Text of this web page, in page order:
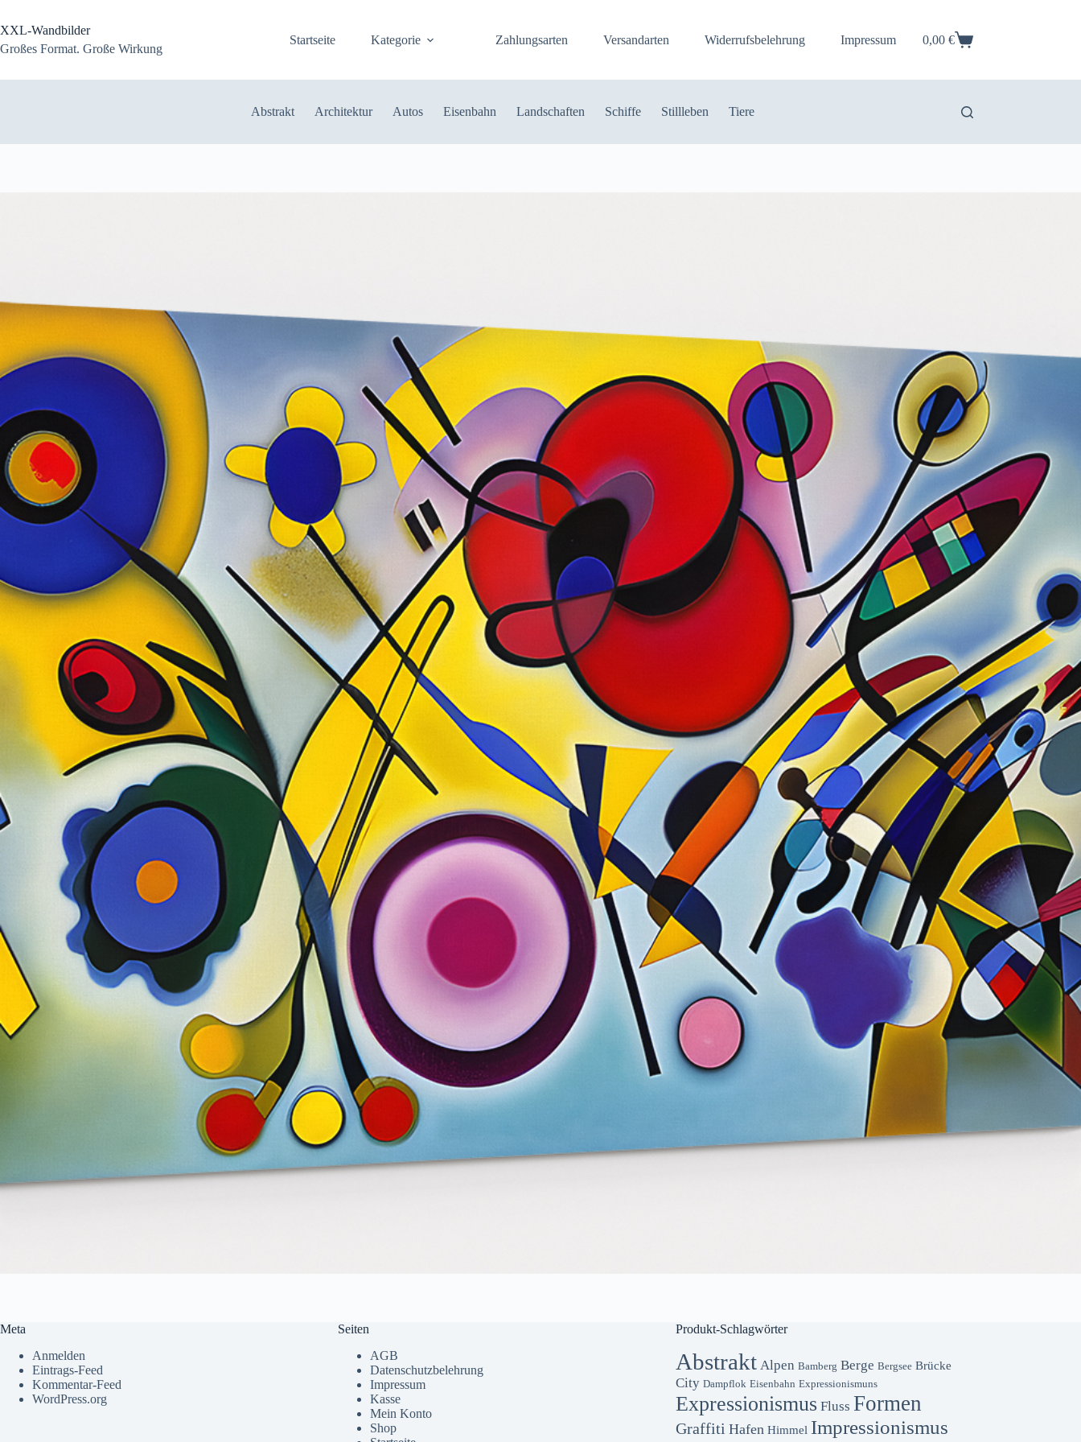
springen
XXL-Wandbilder
Großes Format. Große Wirkung
Startseite Kategorie Zahlungsarten Versandarten Widerrufsbelehrung Impressum Warenkorb
0,00 €
Abstrakt Architektur Autos Eisenbahn Landschaften Schiffe Stillleben Tiere
Meta
Anmelden
Eintrags-Feed
Kommentar-Feed
WordPress.org
Seiten
AGB
Datenschutzbelehrung
Impressum
Kasse
Mein Konto
Shop
Produkt-Schlagwörter
Abstrakt Alpen Bamberg Berge Bergsee Brücke
City Dampflok Eisenbahn Expressionismuns
Expressionismus Fluss Formen
Graffiti Hafen Himmel Impressionismus